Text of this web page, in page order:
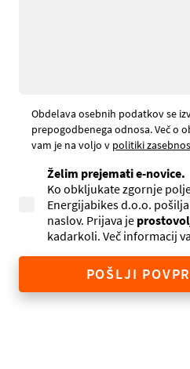
Obdelava osebnih podatkov se
prepogodbenega odnosa. Več o
vam je na voljo v politiki
Želim prejemati e-novice.
Ko obkljukate zgornje
Energijabikes d.o.o.
naslov. Prijava je
kadarkoli. Več informacij
POŠLJI